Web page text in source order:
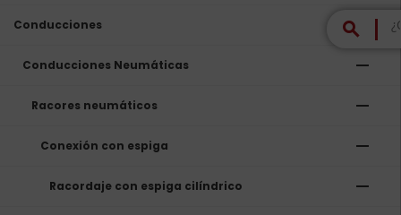
search
Conducciones remove
Conducciones Neumáticas remove
Racores neumáticos remove
Conexión con espiga remove
Racordaje con espiga cilíndrico remove